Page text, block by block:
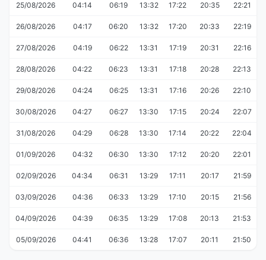
25/08/2026 04:14 06:19 13:32 17:22 20:35 22:21
26/08/2026 04:17 06:20 13:32 17:20 20:33 22:19
27/08/2026 04:19 06:22 13:31 17:19 20:31 22:16
28/08/2026 04:22 06:23 13:31 17:18 20:28 22:13
29/08/2026 04:24 06:25 13:31 17:16 20:26 22:10
30/08/2026 04:27 06:27 13:30 17:15 20:24 22:07
31/08/2026 04:29 06:28 13:30 17:14 20:22 22:04
01/09/2026 04:32 06:30 13:30 17:12 20:20 22:01
02/09/2026 04:34 06:31 13:29 17:11 20:17 21:59
03/09/2026 04:36 06:33 13:29 17:10 20:15 21:56
04/09/2026 04:39 06:35 13:29 17:08 20:13 21:53
05/09/2026 04:41 06:36 13:28 17:07 20:11 21:50